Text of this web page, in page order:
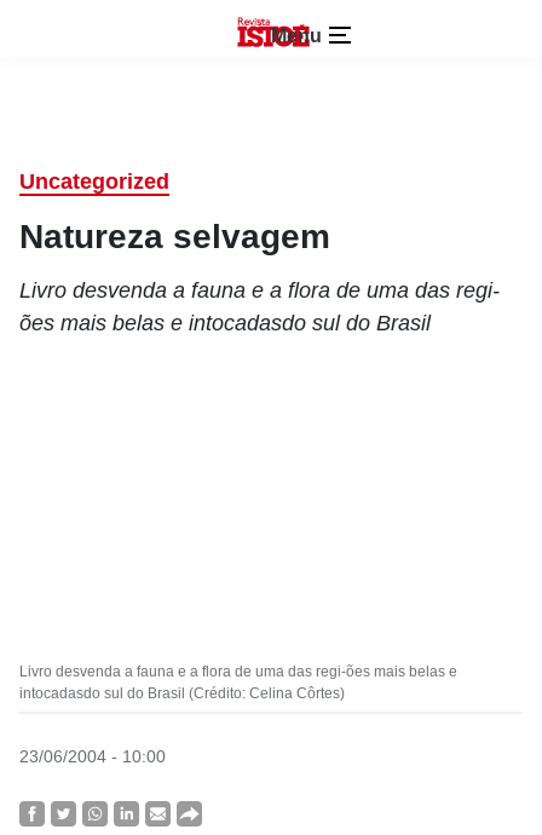
Menu
Uncategorized
Natureza selvagem
Livro desvenda a fauna e a flora de uma das regi-
ões mais belas e intocadasdo sul do Brasil
Livro desvenda a fauna e a flora de uma das regi-ões mais belas e
intocadasdo sul do Brasil (Crédito: Celina Côrtes)
23/06/2004 - 10:00